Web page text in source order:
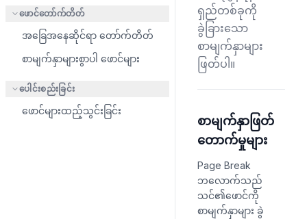
ဖောင်တော်က်တိတ်
အခြေအနေဆိုင်ရာ တော်က်တိတ်
စာမျက်နှာများစွာပါ ဖောင်များ
ပေါင်းစည်းခြင်း
ဖောင်များထည့်သွင်းခြင်း
ရှည်တစ်ခုကို
ခွဲခြားသော
စာမျက်နှာများ
ဖြတ်ပါ။
စာမျက်နှာဖြတ်
တောက်မှုများ
Page Break
ဘလောက်သည်
သင်၏ဖောင်ကို
စာမျက်နှာများ ခွဲ